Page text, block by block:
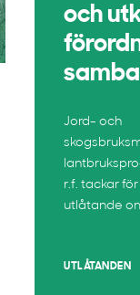
och
Jord- och
r.f. tackar
utlåtande
UTLÅTANDEN